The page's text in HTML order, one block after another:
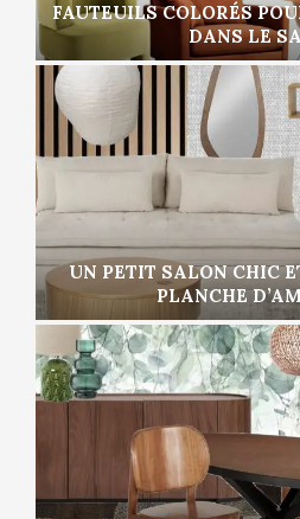
FAUTEUILS COLORÉS
DANS LE
UN PETIT SALON CHIC
PLANCHE